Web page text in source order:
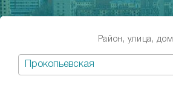
Район, улица, дом